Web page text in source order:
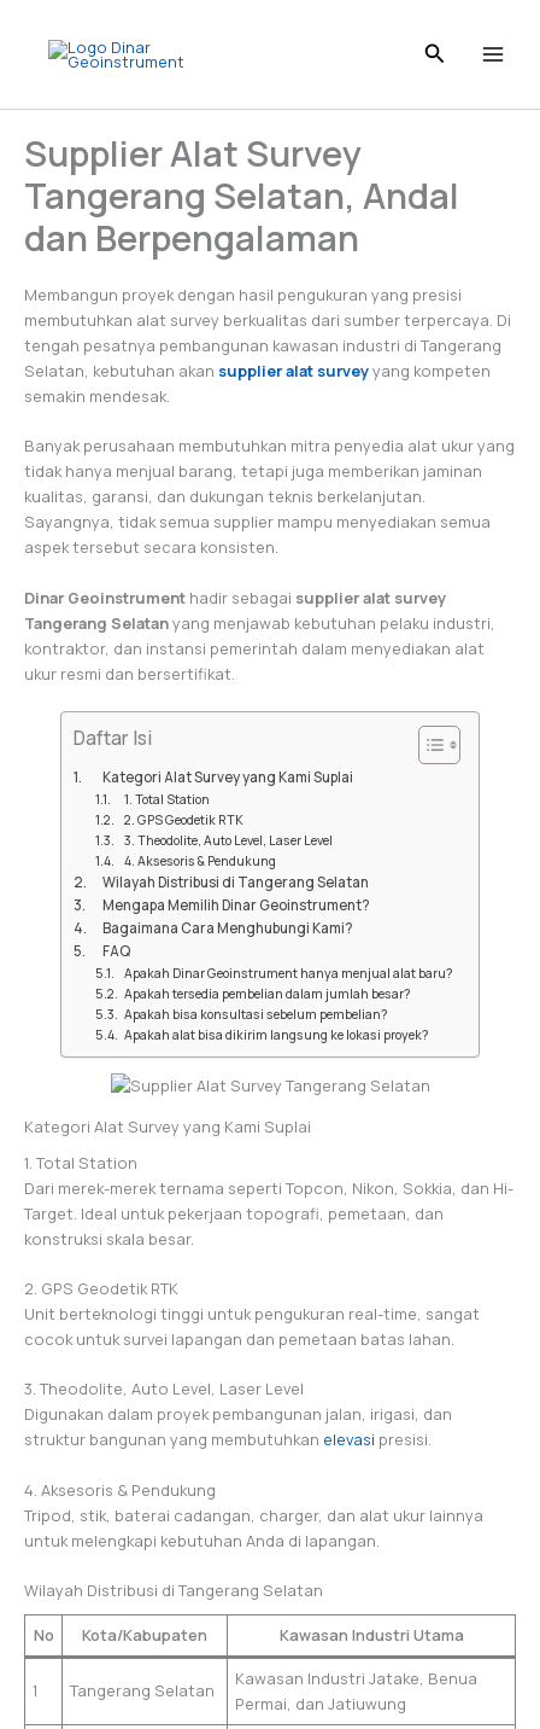
content
Supplier Alat Survey
Tangerang Selatan, Andal
dan Berpengalaman
Membangun proyek dengan hasil pengukuran yang presisi
membutuhkan alat survey berkualitas dari sumber terpercaya. Di
tengah pesatnya pembangunan kawasan industri di Tangerang
Selatan, kebutuhan akan supplier alat surveyyang kompeten
semakin mendesak.
Banyak perusahaan membutuhkan mitra penyedia alat ukur yang
tidak hanya menjual barang, tetapi juga memberikan jaminan
kualitas, garansi, dan dukungan teknis berkelanjutan.
Sayangnya, tidak semua supplier mampu menyediakan semua
aspek tersebut secara konsisten.
Dinar Geoinstrument hadir sebagai supplier alat survey
Tangerang Selatanyang menjawab kebutuhan pelaku industri,
kontraktor, dan instansi pemerintah dalam menyediakan alat
ukur resmi dan bersertifikat.
Daftar Isi
Kategori Alat Survey yang Kami Suplai
1. Total Station
2. GPS Geodetik RTK
3. Theodolite, Auto Level, Laser Level
4. Aksesoris & Pendukung
Wilayah Distribusi di Tangerang Selatan
Mengapa Memilih Dinar Geoinstrument?
Bagaimana Cara Menghubungi Kami?
FAQ
Apakah Dinar Geoinstrument hanya menjual alat baru?
Apakah tersedia pembelian dalam jumlah besar?
Apakah bisa konsultasi sebelum pembelian?
Apakah alat bisa dikirim langsung ke lokasi proyek?
Kategori Alat Survey yang Kami Suplai
1. Total Station
Dari merek-merek ternama seperti Topcon, Nikon, Sokkia, dan Hi-
Target. Ideal untuk pekerjaan topografi, pemetaan, dan
konstruksi skala besar.
2. GPS Geodetik RTK
Unit berteknologi tinggi untuk pengukuran real-time, sangat
cocok untuk survei lapangan dan pemetaan batas lahan.
3. Theodolite, Auto Level, Laser Level
Digunakan dalam proyek pembangunan jalan, irigasi, dan
struktur bangunan yang membutuhkan elevasi presisi.
4. Aksesoris & Pendukung
Tripod, stik, baterai cadangan, charger, dan alat ukur lainnya
untuk melengkapi kebutuhan Anda di lapangan.
Wilayah Distribusi di Tangerang Selatan
No Kota/Kabupaten Kawasan Industri Utama
1 Tangerang Selatan
Kawasan Industri Jatake, Benua
Permai, dan Jatiuwung